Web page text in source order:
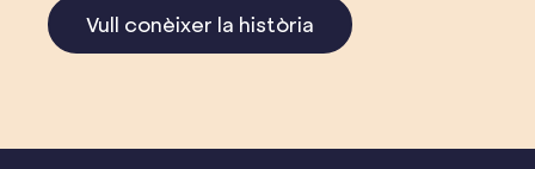
Vull conèixer la història